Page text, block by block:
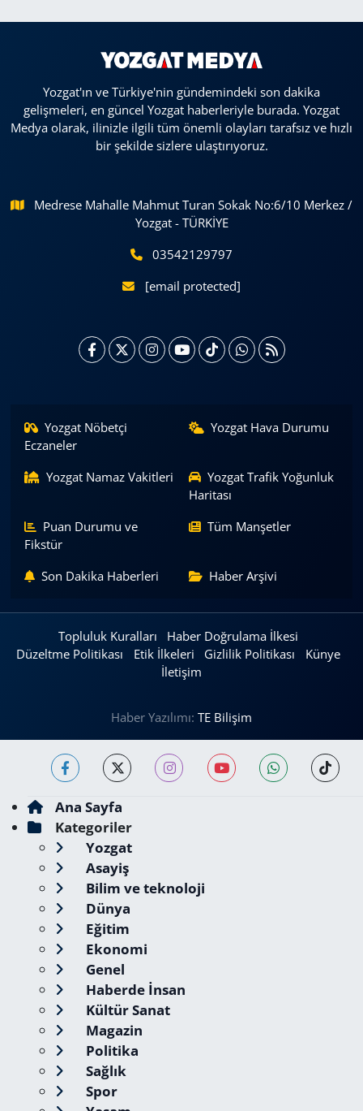
Yozgat'ın ve Türkiye'nin gündemindeki son dakika
gelişmeleri, en güncel Yozgat haberleriyle burada. Yozgat
Medya olarak, ilinizle ilgili tüm önemli olayları tarafsız ve hızlı
bir şekilde sizlere ulaştırıyoruz.
Medrese Mahalle Mahmut Turan Sokak No:6/10 Merkez /
Yozgat - TÜRKİYE
03542129797
[email protected]
Yozgat Nöbetçi
Eczaneler
Yozgat Hava Durumu
Yozgat Namaz Vakitleri
Yozgat Trafik Yoğunluk
Haritası
Puan Durumu ve
Fikstür
Tüm Manşetler
Son Dakika Haberleri Haber Arşivi
Topluluk Kuralları
Haber Doğrulama İlkesi
Düzeltme Politikası
Etik İlkeleri Gizlilik Politikası
Künye
İletişim
Haber Yazılımı: TE Bilişim
Ana Sayfa
Kategoriler
Yozgat
Asayiş
Bilim ve teknoloji
Dünya
Eğitim
Ekonomi
Genel
Haberde İnsan
Kültür Sanat
Magazin
Politika
Sağlık
Spor